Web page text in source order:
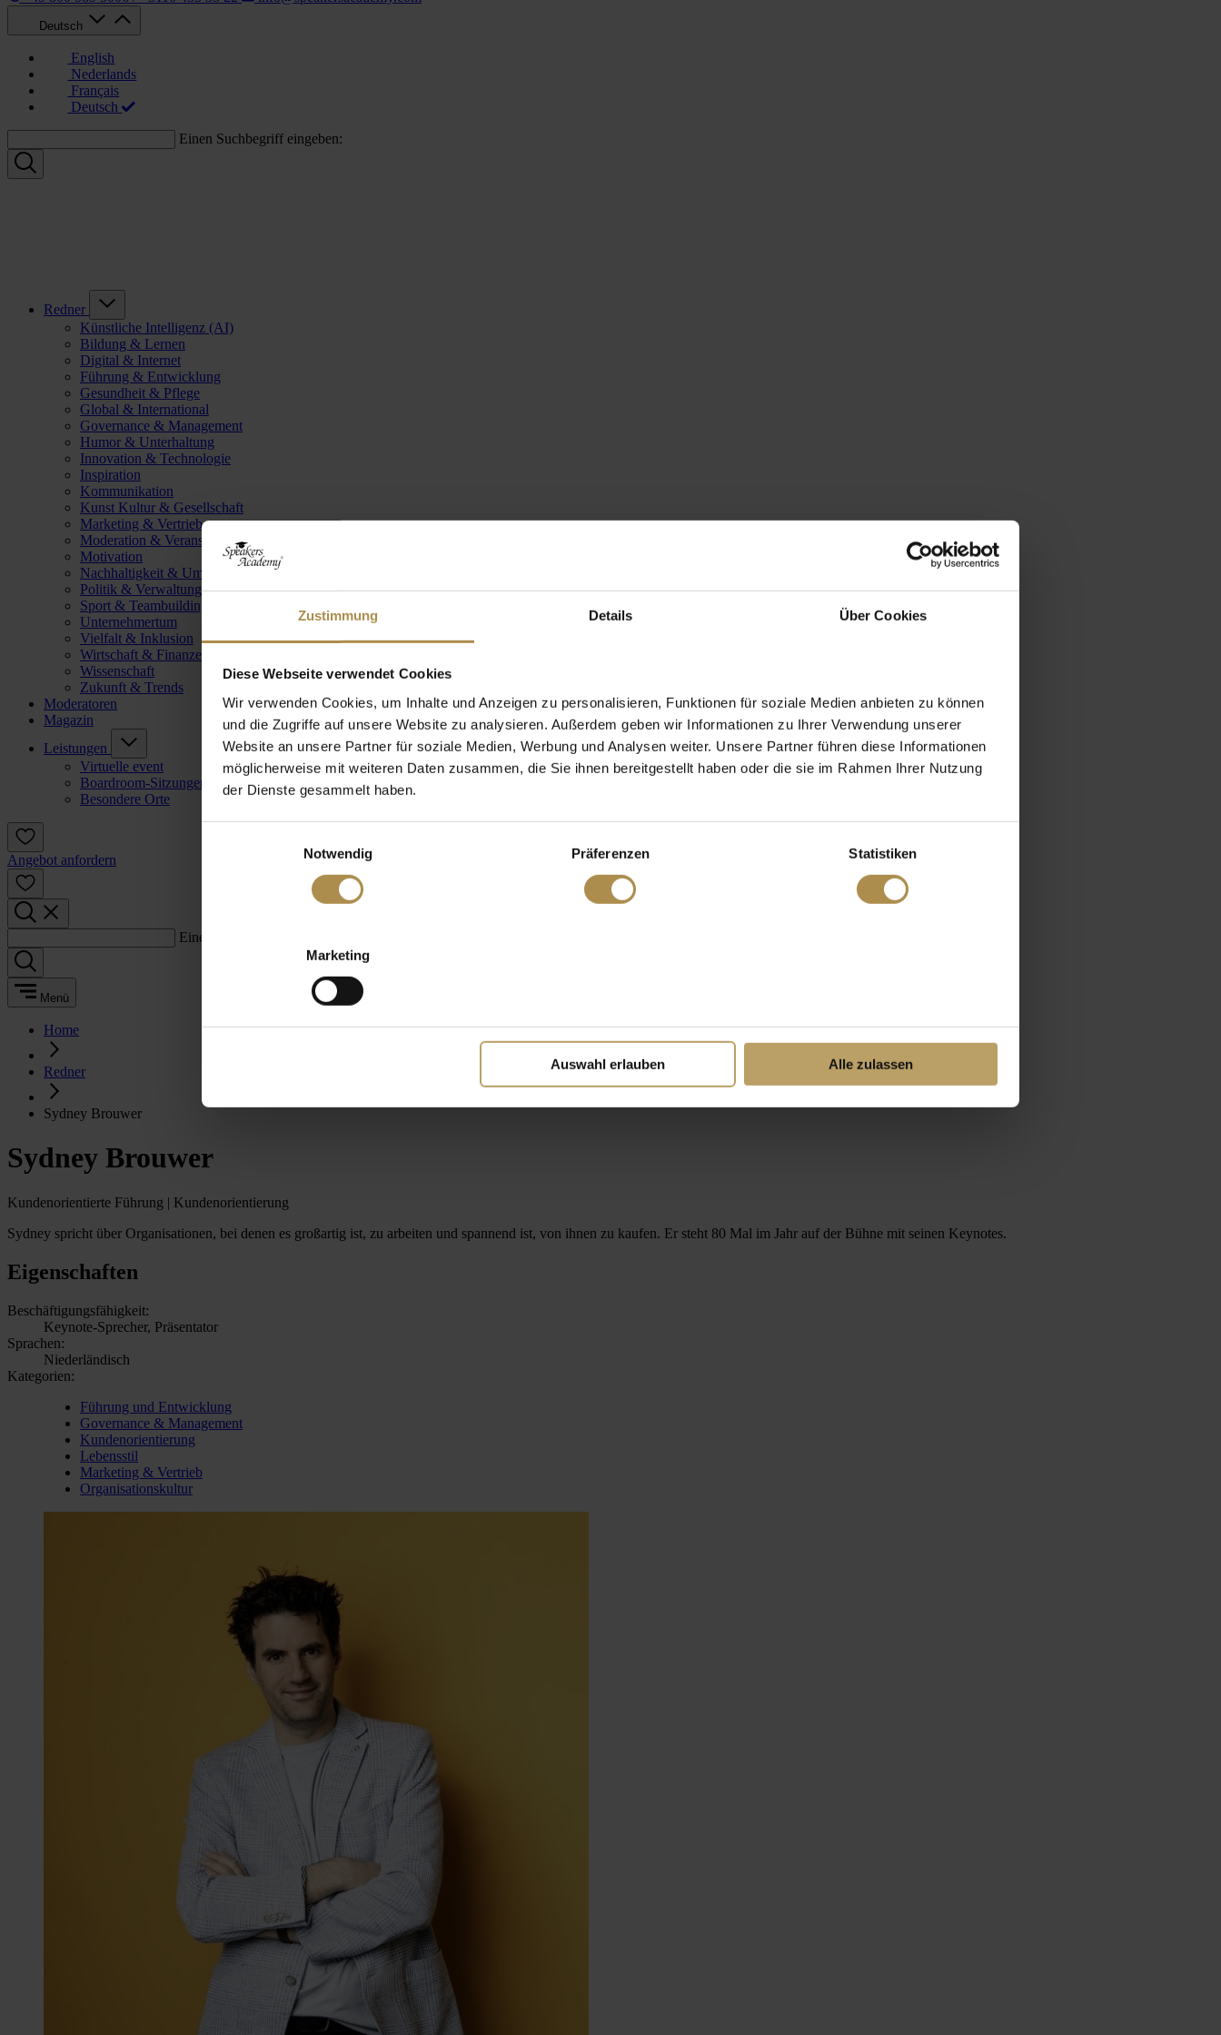
Zustimmung Details Über Cookies
Diese Webseite verwendet Cookies
Wir verwenden Cookies, um Inhalte und Anzeigen zu personalisieren, Funktionen für soziale Medien anbieten zu können
und die Zugriffe auf unsere Website zu analysieren. Außerdem geben wir Informationen zu Ihrer Verwendung unserer
Website an unsere Partner für soziale Medien, Werbung und Analysen weiter. Unsere Partner führen diese Informationen
möglicherweise mit weiteren Daten zusammen, die Sie ihnen bereitgestellt haben oder die sie im Rahmen Ihrer Nutzung
der Dienste gesammelt haben.
Notwendig
Präferenzen Statistiken
Marketing
Auswahl erlauben Alle zulassen
Deutsch
English
Nederlands
Français
Deutsch
Einen Suchbegriff eingeben:
Redner
Künstliche Intelligenz (AI)
Bildung & Lernen
Digital & Internet
Führung & Entwicklung
Gesundheit & Pflege
Global & International
Governance & Management
Humor & Unterhaltung
Innovation & Technologie
Inspiration
Kommunikation
Kunst Kultur & Gesellschaft
Marketing & Vertrieb
Moderation & Veranstaltungsleitung
Motivation
Nachhaltigkeit & Umwelt
Politik & Verwaltung
Sport & Teambuilding
Unternehmertum
Vielfalt & Inklusion
Wirtschaft & Finanzen
Wissenschaft
Zukunft & Trends
Moderatoren
Magazin
Leistungen
Virtuelle event
Boardroom-Sitzungen
Besondere Orte
Angebot anfordern
Einen Suchbegriff eingeben:
Menü
Home
Redner
Sydney Brouwer
Sydney Brouwer
Kundenorientierte Führung | Kundenorientierung
Sydney spricht über Organisationen, bei denen es großartig ist, zu arbeiten und spannend ist, von ihnen zu kaufen. Er steht 80 Mal im Jahr auf der Bühne mit seinen Keynotes.
Eigenschaften
Beschäftigungsfähigkeit:
Keynote-Sprecher, Präsentator
Sprachen:
Niederländisch
Kategorien:
Führung und Entwicklung
Governance & Management
Kundenorientierung
Lebensstil
Marketing & Vertrieb
Organisationskultur